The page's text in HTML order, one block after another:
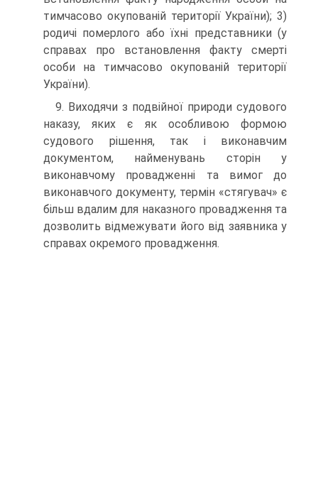
тимчасово окупованій території України); 3)
родичі померлого або їхні представники (у
справах про встановлення факту смерті
особи на тимчасово окупованій території
України).
9. Виходячи з подвійної природи судового
наказу, яких є як особливою формою
судового рішення, так і виконавчим
документом, найменувань сторін у
виконавчому провадженні та вимог до
виконавчого документу, термін «стягувач» є
більш вдалим для наказного провадження та
дозволить відмежувати його від заявника у
справах окремого провадження.